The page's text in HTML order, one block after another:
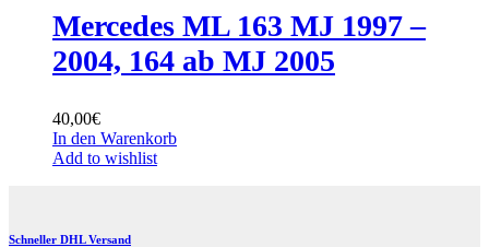
Mercedes ML 163 MJ 1997 –
2004, 164 ab MJ 2005
40,00€
In den Warenkorb
Add to wishlist
Schneller DHL Versand